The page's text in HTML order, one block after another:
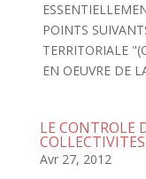
POINTS
TERRITORIALE
EN OEUVRE DE
LE CONTROLE
Avr 27, 2012